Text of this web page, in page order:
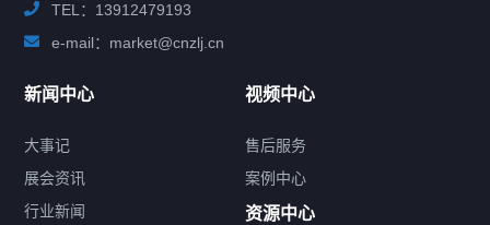
TEL：13912479193
e-mail：market@cnzlj.cn
新闻中心
大事记
展会资讯
行业新闻
视频中心
售后服务
案例中心
资源中心